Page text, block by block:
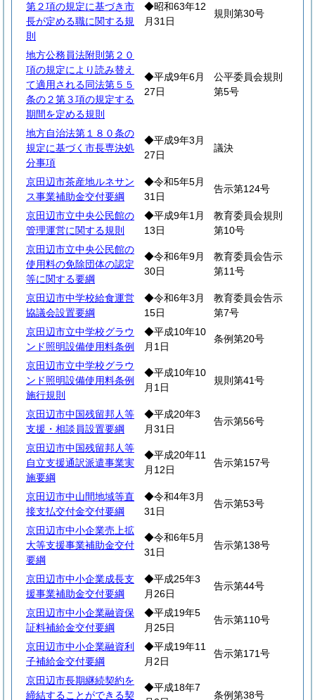
第２項の規定に基づき市
長が定める職に関する規
則
◆昭和63年12
月31日
規則第30号
地方公務員法附則第２０
項の規定により読み替え
て適用される同法第５５
条の２第３項の規定する
期間を定める規則
◆平成9年6月
27日
公平委員会規則
第5号
地方自治法第１８０条の
規定に基づく市長専決処
分事項
◆平成9年3月
27日
議決
京田辺市茶産地ルネサン
ス事業補助金交付要綱
◆令和5年5月
31日
告示第124号
京田辺市立中央公民館の
管理運営に関する規則
◆平成9年1月
13日
教育委員会規則
第10号
京田辺市立中央公民館の
使用料の免除団体の認定
等に関する要綱
◆令和6年9月
30日
教育委員会告示
第11号
京田辺市中学校給食運営
協議会設置要綱
◆令和6年3月
15日
教育委員会告示
第7号
京田辺市立中学校グラウ
ンド照明設備使用料条例
◆平成10年10
月1日
条例第20号
京田辺市立中学校グラウ
ンド照明設備使用料条例
施行規則
◆平成10年10
月1日
規則第41号
京田辺市中国残留邦人等
支援・相談員設置要綱
◆平成20年3
月31日
告示第56号
京田辺市中国残留邦人等
自立支援通訳派遣事業実
施要綱
◆平成20年11
月12日
告示第157号
京田辺市中山間地域等直
接支払交付金交付要綱
◆令和4年3月
31日
告示第53号
京田辺市中小企業売上拡
大等支援事業補助金交付
要綱
◆令和6年5月
31日
告示第138号
京田辺市中小企業成長支
援事業補助金交付要綱
◆平成25年3
月26日
告示第44号
京田辺市中小企業融資保
証料補給金交付要綱
◆平成19年5
月25日
告示第110号
京田辺市中小企業融資利
子補給金交付要綱
◆平成19年11
月2日
告示第171号
京田辺市長期継続契約を
締結することができる契
◆平成18年7
条例第38号